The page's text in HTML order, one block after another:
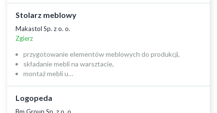
Stolarz meblowy
Makastol Sp. z o. o.
Zgierz
przygotowanie elementów meblowych do produkcji,
składanie mebli na warsztacie,
montaż mebli u…
Logopeda